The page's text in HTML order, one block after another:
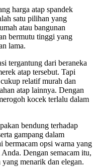
harga atap spandek
satu pilihan yang
atau bangunan
bermutu tinggi yang
lama.
tergantung dari beraneka
atap tersebut. Tapi
relatif murah dan
atap lainnya. Dengan
kocek terlalu dalam
bendung terhadap
gampang dalam
bermacam opsi warna yang
Dengan semacam itu,
menarik dan elegan.